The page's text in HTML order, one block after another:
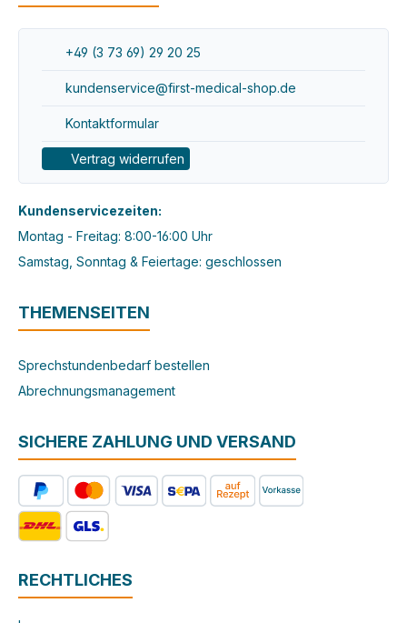
+49 (3 73 69) 29 20 25
kundenservice@first-medical-shop.de
Kontaktformular
Vertrag widerrufen
Kundenservicezeiten:
Montag - Freitag: 8:00-16:00 Uhr
Samstag, Sonntag & Feiertage: geschlossen
THEMENSEITEN
Sprechstundenbedarf bestellen
Abrechnungsmanagement
SICHERE ZAHLUNG UND VERSAND
RECHTLICHES